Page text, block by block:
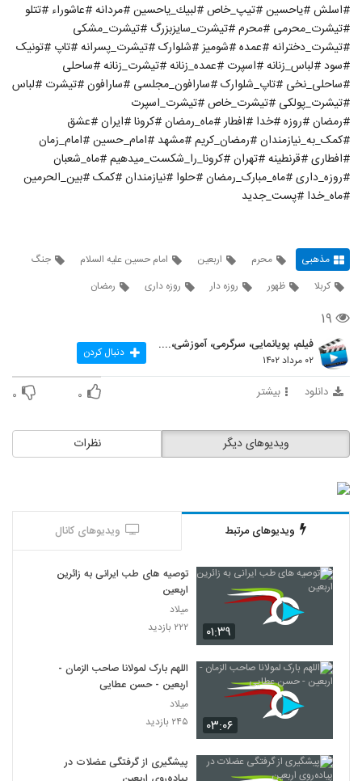
#اسلش #ياحسين #تیپ_خاص #لبيك_ياحسين #مردانه #عاشوراء #تتلو
#تیشرت_محرمی #محرم #تیشرت_سایزبزرگ #تیشرت_مشکی
#تیشرت_دخترانه #عمده #شومیز #شلوارک #تیشرت_پسرانه #تاپ #تونیک
#سود #لباس_زنانه #اسپرت #عمده_زنانه #تیشرت_زنانه #ساحلی
#ساحلی_نخی #تاپ_شلوارک #سارافون_مجلسی #سارافون #تیشرت #لباس
#تیشرت_پولکی #تیشرت_خاص #تیشرت_اسپرت
#رمضان #روزه #خدا #افطار #ماه_رمضان #کرونا #ایران #عشق
#کمک_به_نیازمندان #رمضان_كريم #مشهد #امام_حسین #امام_زمان
#افطاری #قرنطینه #تهران #کرونا_را_شکست_میدهیم #ماه_شعبان
#روزه_داری #ماه_مبارک_رمضان #حلوا #نیازمندان #کمک #بین_الحرمین
#ماه_خدا #پست_جدید
مذهبی محرم اربعین امام حسین علیه السلام
جنگ
کربلا
ظهور روزه دار روزه داری رمضان
۱۹
فیلم، پویانمایی، سرگرمی، آموزشی،....
۰۲ مرداد ۱۴۰۲ دنبال کردن
دانلود بیشتر ۰ ۰
نظرات ویدیوهای دیگر
ویدیوهای مرتبط ویدیوهای کانال
۰۱:۳۹
توصیه های طب ایرانی به زائرین
اربعین
میلاد
۲۲۲ بازدید
۰۳:۰۶
اللهم بارک لمولانا صاحب الزمان -
اربعین - حسن عطایی
میلاد
۲۴۵ بازدید
پیشگیری از گرفتگی عضلات در